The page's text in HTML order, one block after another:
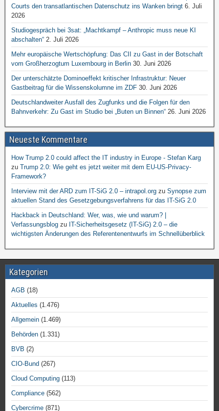
Courts den transatlantischen Datenschutz ins Wanken bringt 6. Juli
2026
Studiogespräch bei 3sat: „Machtkampf – Anthropic muss neue KI
abschalten“ 2. Juli 2026
Mehr europäische Wertschöpfung: Das CII zu Gast in der Botschaft
vom Großherzogtum Luxembourg in Berlin 30. Juni 2026
Der unterschätzte Dominoeffekt kritischer Infrastruktur: Neuer
Gastbeitrag für die Wissenskolumne im ZDF 30. Juni 2026
Deutschlandweiter Ausfall des Zugfunks und die Folgen für den
Bahnverkehr: Zu Gast im Studio bei „Buten un Binnen“ 26. Juni 2026
Neueste Kommentare
How Trump 2.0 could affect the IT industry in Europe - Stefan Karg
zu Trump 2.0: Wie geht es jetzt weiter mit dem EU-US-Privacy-
Framework?
Interview mit der ARD zum IT-SiG 2.0 – intrapol.org zu Synopse zum
aktuellen Stand des Gesetzgebungsverfahrens für das IT-SiG 2.0
Hackback in Deutschland: Wer, was, wie und warum? |
Verfassungsblog zu IT-Sicherheitsgesetz (IT-SiG) 2.0 – die
wichtigsten Änderungen des Referentenentwurfs im Schnellüberblick
Kategorien
AGB (18)
Aktuelles (1.476)
Allgemein (1.469)
Behörden (1.331)
BVB (2)
CIO-Bund (267)
Cloud Computing (113)
Compliance (562)
Cybercrime (871)